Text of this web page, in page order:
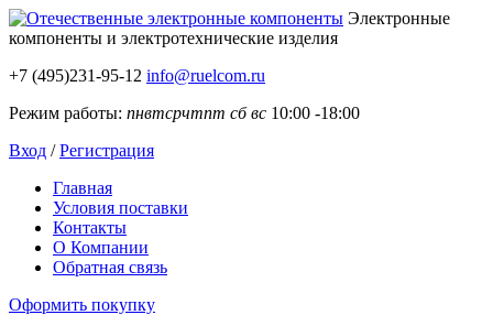
Электронные
компоненты и электротехнические изделия
+7 (495)231-95-12 info@ruelcom.ru
Режим работы: пнвтсрчтпт сб вс 10:00 -18:00
Вход /Регистрация
Главная
Условия поставки
Контакты
О Компании
Обратная связь
Оформить покупку